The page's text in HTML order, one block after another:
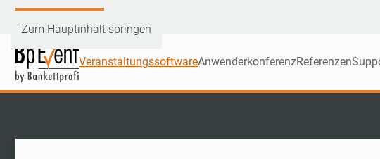
Zum Hauptinhalt springen
VeranstaltungssoftwareAnwenderkonferenzReferenzen